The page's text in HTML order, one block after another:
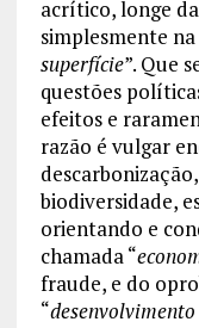
acrítico, longe
simplesmente
superfície”. Que
questões
efeitos e
razão é vulgar
biodiversidade,
orientando e
chamada “
fraude, e do
“